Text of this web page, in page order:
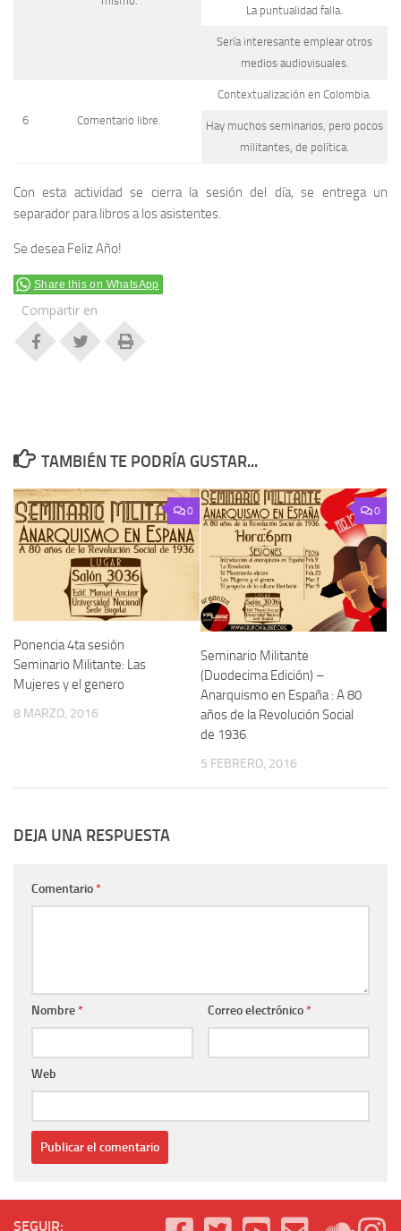
La puntualidad falla.
Sería interesante emplear otros
medios audiovisuales.
6 Comentario libre.
Contextualización en Colombia.
Hay muchos seminarios, pero pocos
militantes, de política.
Con esta actividad se cierra la sesión del día, se entrega un
separador para libros a los asistentes.
Se desea Feliz Año!
Share this on WhatsApp
Compartir en
TAMBIÉN TE PODRÍA GUSTAR...
0
Ponencia 4ta sesión
Seminario Militante: Las
Mujeres y el genero
8 MARZO, 2016
0
Seminario Militante
(Duodecima Edición) –
Anarquismo en España : A 80
años de la Revolución Social
de 1936
5 FEBRERO, 2016
DEJA UNA RESPUESTA
Comentario*
Nombre* Correo electrónico*
Web
SEGUIR: